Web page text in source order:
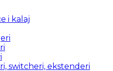
i kalaj
switcheri, ekstenderi